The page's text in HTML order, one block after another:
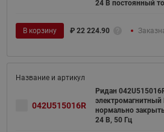
24 В постоянный
В корзину ₽ 22 224.90
042U515016R
Ридан
электромагнитный
нормально
24 В, 50 Гц